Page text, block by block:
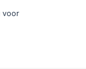
voor